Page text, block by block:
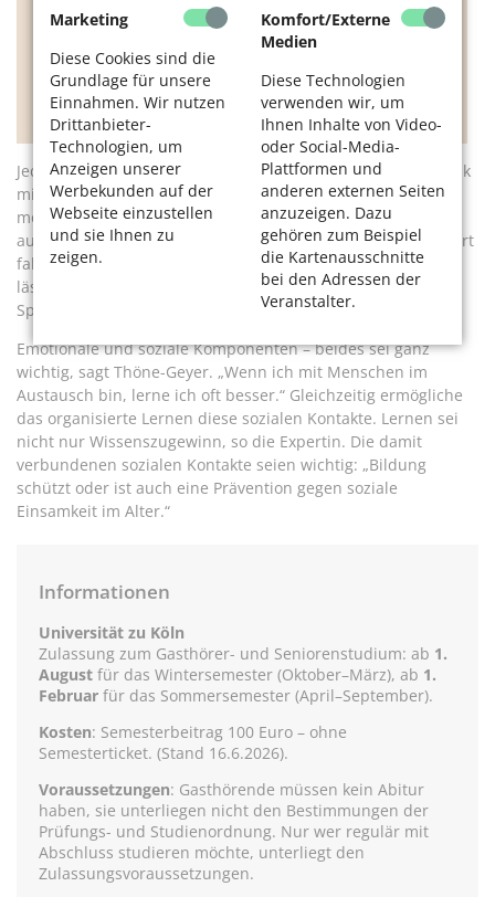
Marketing
Diese Cookies sind die
Grundlage für unsere
Einnahmen. Wir nutzen
Drittanbieter-
Technologien, um
Anzeigen unserer
Werbekunden auf der
Webseite einzustellen
und sie Ihnen zu
zeigen.
Komfort/Externe
Medien
Diese Technologien
verwenden wir, um
Ihnen Inhalte von Video-
oder Social-Media-
Plattformen und
anderen externen Seiten
anzuzeigen. Dazu
gehören zum Beispiel
die Kartenausschnitte
bei den Adressen der
Veranstalter.
Dr. Bettina Thöne-Geyer, wissenschaftliche
Mitarbeiterin am „Deutschen Institut für
Erwachsenenbildung“ in Bonn
Jeden Dienstag ist Teetrinken im Café angesagt. Ein Smalltalk
mit ihrem Bekannten sei mittlerweile auch auf Spanisch
möglich, so Schmitt. Dabei versucht sie, so viel wie möglich
auf Spanisch zu sagen. Manchmal lacht er, wenn sie ein Wort
falsch ausspricht. „Das ist aber nett gemeint“, sagt sie. Sie
lässt sich gerne korrigieren. „So lerne ich nicht nur in der
Sprachschule, sondern auch in netter Gesellschaft.“
Emotionale und soziale Komponenten – beides sei ganz
wichtig, sagt Thöne-Geyer. „Wenn ich mit Menschen im
Austausch bin, lerne ich oft besser.“ Gleichzeitig ermögliche
das organisierte Lernen diese sozialen Kontakte. Lernen sei
nicht nur Wissenszugewinn, so die Expertin. Die damit
verbundenen sozialen Kontakte seien wichtig: „Bildung
schützt oder ist auch eine Prävention gegen soziale
Einsamkeit im Alter.“
Informationen
Universität zu Köln
Zulassung zum Gasthörer- und Seniorenstudium: ab 1.
August für das Wintersemester (Oktober–März), ab 1.
Februar für das Sommersemester (April–September).
Kosten: Semesterbeitrag 100 Euro – ohne
Semesterticket. (Stand 16.6.2026).
Voraussetzungen: Gasthörende müssen kein Abitur
haben, sie unterliegen nicht den Bestimmungen der
Prüfungs- und Studienordnung. Nur wer regulär mit
Abschluss studieren möchte, unterliegt den
Zulassungsvoraussetzungen.